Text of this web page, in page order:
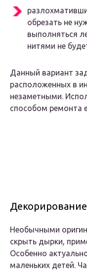
обрезать не
выполняться
нитями не
Данный вариант
расположенных в
незаметными.
способом ремонта
Декорирование
Необычными
скрыть дырки,
Особенно
маленьких детей.